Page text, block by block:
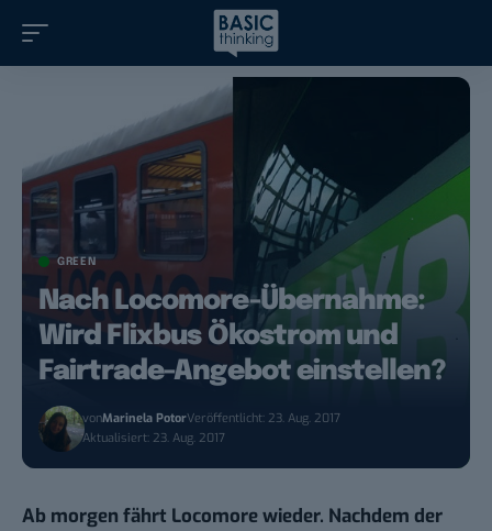
GREEN
Nach Locomore-Übernahme:
Wird Flixbus Ökostrom und
Fairtrade-Angebot einstellen?
vonMarinela PotorVeröffentlicht: 23. Aug. 2017
Aktualisiert: 23. Aug. 2017
Ab morgen fährt Locomore wieder. Nachdem der